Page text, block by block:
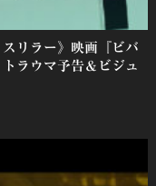
リラー》映画『ビバ
ラウマ予告＆ビジュ